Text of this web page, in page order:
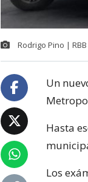
Rodrigo Pino | RBB
Un
Hasta
Los